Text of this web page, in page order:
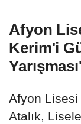
Afyon
Kerim'i
Afyon Lisesi
Atalık,